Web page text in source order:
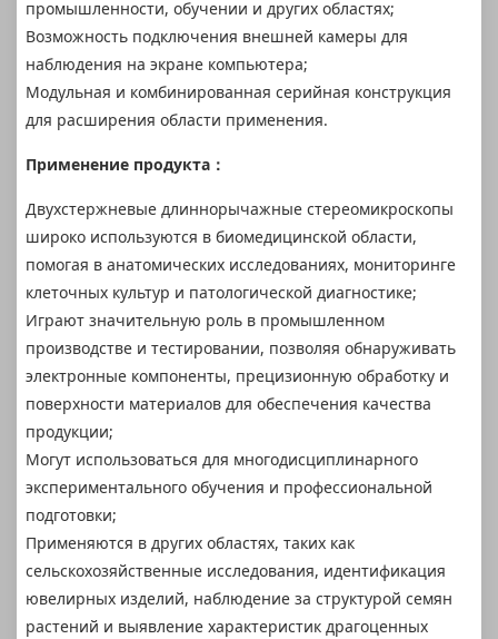
промышленности, обучении и других областях;
Возможность подключения внешней камеры для
наблюдения на экране компьютера;
Модульная и комбинированная серийная конструкция
для расширения области применения.
Применение продукта：
Двухстержневые длиннорычажные стереомикроскопы
широко используются в биомедицинской области,
помогая в анатомических исследованиях, мониторинге
клеточных культур и патологической диагностике;
Играют значительную роль в промышленном
производстве и тестировании, позволяя обнаруживать
электронные компоненты, прецизионную обработку и
поверхности материалов для обеспечения качества
продукции;
Могут использоваться для многодисциплинарного
экспериментального обучения и профессиональной
подготовки;
Применяются в других областях, таких как
сельскохозяйственные исследования, идентификация
ювелирных изделий, наблюдение за структурой семян
растений и выявление характеристик драгоценных